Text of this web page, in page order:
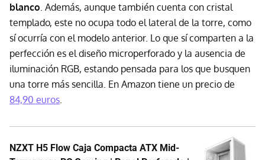
blanco. Además, aunque también cuenta con cristal
templado, este no ocupa todo el lateral de la torre, como
sí ocurría con el modelo anterior. Lo que sí comparten a la
perfección es el diseño microperforado y la ausencia de
iluminación RGB, estando pensada para los que busquen
una torre más sencilla. En Amazon tiene un precio de
84,90 euros.
NZXT H5 Flow Caja Compacta ATX Mid-